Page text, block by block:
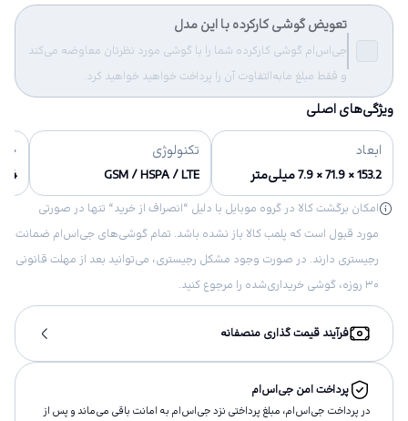
تعویض گوشی کارکرده با این مدل
جی‌اس‌ام گوشی کارکرده شما را با گوشی مورد نظرتان معاوضه می‌کند
و فقط مبلغ مابه‌التفاوت آن را پرداخت خواهید خواهید کرد.
ویژگی‌های اصلی
ابعاد
153.2 × 71.9 × 7.9 میلی‌متر
تکنولوژی
GSM / HSPA / LTE
32/64
امکان برگشت کالا در گروه موبایل با دلیل “انصراف از خرید“ تنها در صورتی
مورد قبول است که پلمب کالا باز نشده باشد. تمام گوشی‌های جی‌اس‌ام ضمانت
رجیستری دارند. در صورت وجود مشکل رجیستری، می‌توانید بعد از مهلت قانونی
۳۰ روزه، گوشی خریداری‌شده را مرجوع کنید.
فرآیند قیمت گذاری منصفانه
پرداخت امن جی‌اس‌ام
در پرداخت جی‌اس‌ام، مبلغ پرداختى نزد جی‌اس‌ام به امانت باقى مى‌ماند و پس از